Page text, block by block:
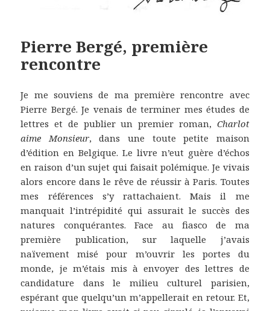
Pierre Bergé, première
rencontre
Je me souviens de ma première rencontre avec
Pierre Bergé. Je venais de terminer mes études de
lettres et de publier un premier roman, Charlot
aime Monsieur, dans une toute petite maison
d’édition en Belgique. Le livre n’eut guère d’échos
en raison d’un sujet qui faisait polémique. Je vivais
alors encore dans le rêve de réussir à Paris. Toutes
mes références s’y rattachaient. Mais il me
manquait l’intrépidité qui assurait le succès des
natures conquérantes. Face au fiasco de ma
première publication, sur laquelle j’avais
naïvement misé pour m’ouvrir les portes du
monde, je m’étais mis à envoyer des lettres de
candidature dans le milieu culturel parisien,
espérant que quelqu’un m’appellerait en retour. Et,